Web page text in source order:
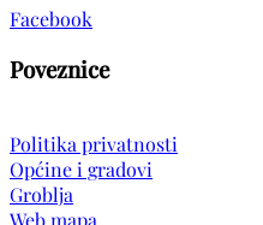
Facebook
Poveznice
Politika privatnosti
Općine i gradovi
Groblja